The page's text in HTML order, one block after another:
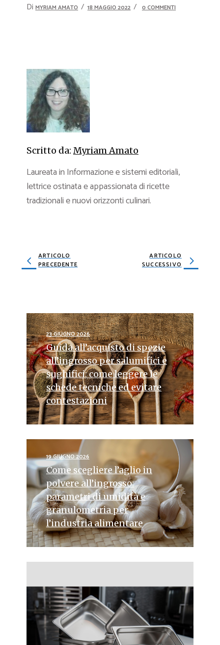
Di MYRIAM AMATO 18 MAGGIO 2022 0 COMMENTI
Scritto da: Myriam Amato
Laureata in Informazione e sistemi editoriali,
lettrice ostinata e appassionata di ricette
tradizionali e nuovi orizzonti culinari.
ARTICOLO
PRECEDENTE
ARTICOLO
SUCCESSIVO
23 GIUGNO 2026
Guida all’acquisto di spezie
all’ingrosso per salumifici e
sughifici: come leggere le
schede tecniche ed evitare
contestazioni
19 GIUGNO 2026
Come scegliere l’aglio in
polvere all’ingrosso:
parametri di umidità e
granulometria per
l’industria alimentare